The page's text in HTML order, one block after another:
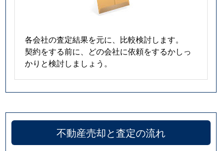
各会社の査定結果を元に、比較検討します。
契約をする前に、どの会社に依頼をするかしっ
かりと検討しましょう。
不動産売却と査定の流れ